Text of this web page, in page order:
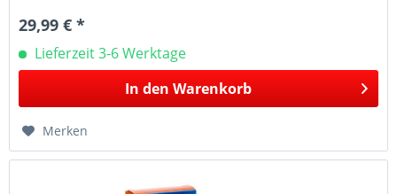
29,99 € *
Lieferzeit 3-6 Werktage
In den Warenkorb
Merken